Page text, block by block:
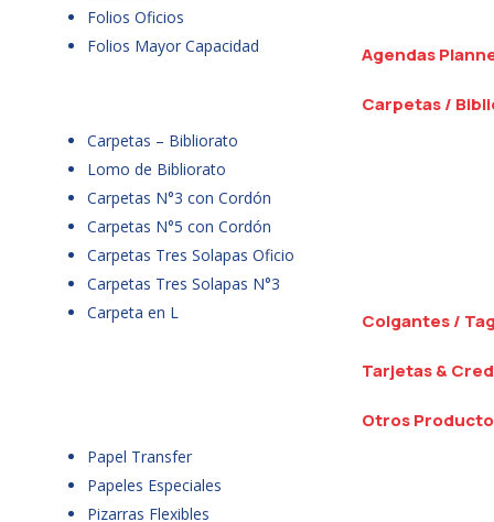
Folios Oficios
Folios Mayor Capacidad
Agendas
Carpetas /
Carpetas – Bibliorato
Lomo de Bibliorato
Carpetas N°3 con Cordón
Carpetas N°5 con Cordón
Carpetas Tres Solapas Oficio
Carpetas Tres Solapas N°3
Carpeta en L
Colgantes /
Tarjetas &
Otros
Papel Transfer
Papeles Especiales
Pizarras Flexibles